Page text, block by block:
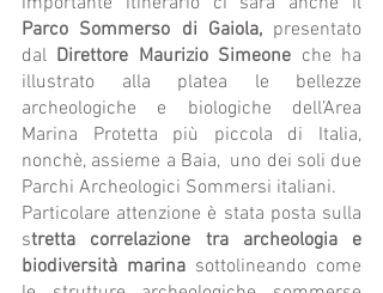
Parco Sommerso di Gaiola, presentato
dal Direttore Maurizio Simeone che ha
illustrato alla platea le bellezze
archeologiche e biologiche dell’Area
Marina Protetta più piccola di Italia,
nonchè, assieme a Baia,  uno dei soli due
Parchi Archeologici Sommersi italiani.
Particolare attenzione è stata posta sulla
stretta correlazione tra archeologia e
biodiversità marina sottolineando come